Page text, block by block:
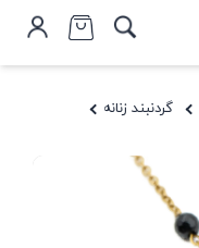
گردنبند زنانه